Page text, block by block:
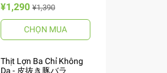
¥1,290 ¥1,390
CHỌN MUA
Thịt Lợn Ba Chỉ Không
Da - 皮抜き豚バラ